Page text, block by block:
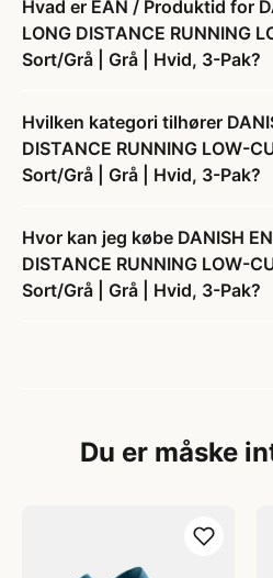
Hvad er EAN / Produktid for
LONG DISTANCE RUNNING
Sort/Grå | Grå | Hvid, 3-Pak?
Hvilken kategori tilhører
DISTANCE RUNNING LOW-
Sort/Grå | Grå | Hvid, 3-Pak?
Hvor kan jeg købe DANISH
DISTANCE RUNNING LOW-
Sort/Grå | Grå | Hvid, 3-Pak?
Du er måske